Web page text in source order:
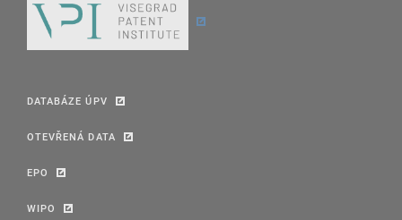
DATABÁZE ÚPV
OTEVŘENÁ DATA
EPO
WIPO